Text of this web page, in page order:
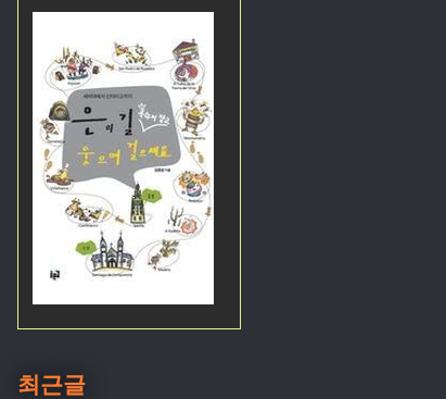
최근글